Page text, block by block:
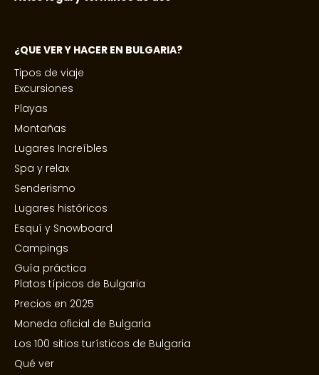
¿QUE VER Y HACER EN BULGARIA?
Tipos de viaje
Excursiones
Playas
Montañas
Lugares Increíbles
Spa y relax
Senderismo
Lugares históricos
Esquí y Snowboard
Campings
Guía práctica
Platos típicos de Bulgaria
Precios en 2025
Moneda oficial de Bulgaria
Los 100 sitios turísticos de Bulgaria
Qué ver